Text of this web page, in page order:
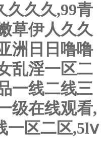
久久久,99青
草伊人久久
洲日日噜噜
乱淫一区二
一线二线三
级在线观看,
一区二区,5lⅴ